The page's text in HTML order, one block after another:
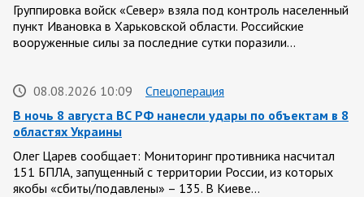
Группировка войск «Север» взяла под контроль населенный
пункт Ивановка в Харьковской области. Российские
вооруженные силы за последние сутки поразили…
08.08.2026 10:09
Спецоперация
В ночь 8 августа ВС РФ нанесли удары по объектам в 8
областях Украины
Олег Царев сообщает: Мониторинг противника насчитал
151 БПЛА, запущенный с территории России, из которых
якобы «сбиты/подавлены» – 135. В Киеве…